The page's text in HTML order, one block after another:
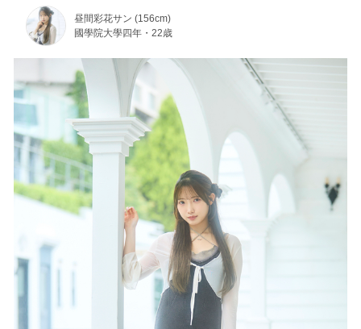
昼間彩花サン (156cm)
國學院大學四年・22歳